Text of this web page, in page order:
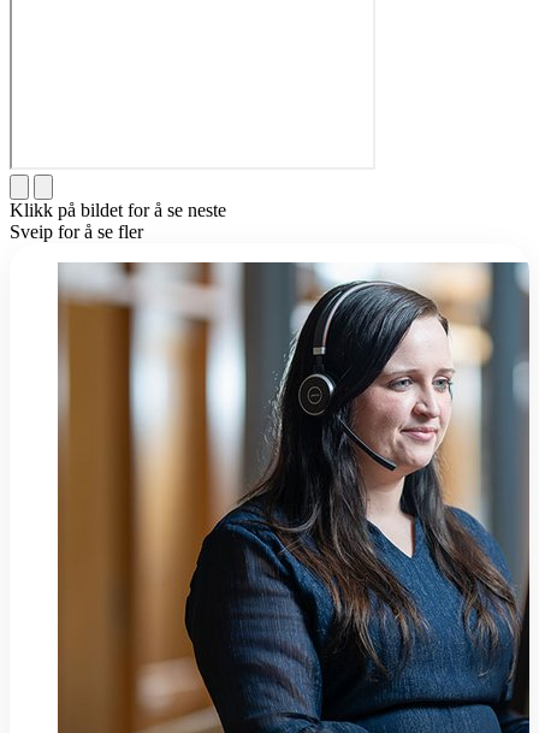
Klikk på bildet for å se neste
Sveip for å se fler